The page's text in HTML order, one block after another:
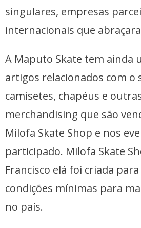
singulares, empresas
internacionais que
A Maputo Skate tem ainda
artigos relacionados com o
camisetes, chapéus e
merchandising que são
Milofa Skate Shop e nos
participado. Milofa Skate
Francisco elá foi criada
condições mínimas para
no país.